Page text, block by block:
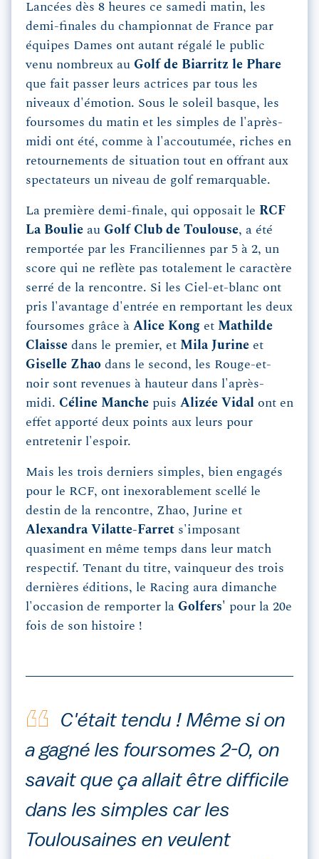
Lancées dès 8 heures ce samedi matin, les
demi-finales du championnat de France par
équipes Dames ont autant régalé le public
venu nombreux au Golf de Biarritz le Phare
que fait passer leurs actrices par tous les
niveaux d'émotion. Sous le soleil basque, les
foursomes du matin et les simples de l'après-
midi ont été, comme à l'accoutumée, riches en
retournements de situation tout en offrant aux
spectateurs un niveau de golf remarquable.
La première demi-finale, qui opposait le RCF
La Boulie au Golf Club de Toulouse, a été
remportée par les Franciliennes par 5 à 2, un
score qui ne reflète pas totalement le caractère
serré de la rencontre. Si les Ciel-et-blanc ont
pris l'avantage d'entrée en remportant les deux
foursomes grâce à Alice Kong et Mathilde
Claisse dans le premier, et Mila Jurine et
Giselle Zhao dans le second, les Rouge-et-
noir sont revenues à hauteur dans l'après-
midi. Céline Manche puis Alizée Vidal ont en
effet apporté deux points aux leurs pour
entretenir l'espoir.
Mais les trois derniers simples, bien engagés
pour le RCF, ont inexorablement scellé le
destin de la rencontre, Zhao, Jurine et
Alexandra Vilatte-Farret s'imposant
quasiment en même temps dans leur match
respectif. Tenant du titre, vainqueur des trois
dernières éditions, le Racing aura dimanche
l'occasion de remporter la Golfers' pour la 20e
fois de son histoire !
C'était tendu ! Même si on
a gagné les foursomes 2-0, on
savait que ça allait être difficile
dans les simples car les
Toulousaines en veulent